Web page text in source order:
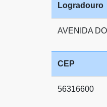
Logradouro
AVENIDA
CEP
56316600